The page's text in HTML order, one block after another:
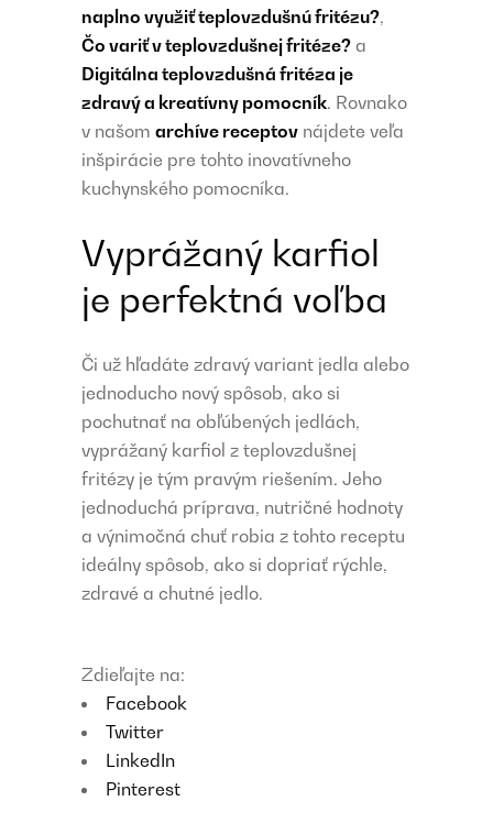
naplno využiť teplovzdušnú fritézu?,
Čo variť v teplovzdušnej fritéze? a
Digitálna teplovzdušná fritéza je
zdravý a kreatívny pomocník. Rovnako
v našom archíve receptov nájdete veľa
inšpirácie pre tohto inovatívneho
kuchynského pomocníka.
Vyprážaný karfiol
je perfektná voľba
Či už hľadáte zdravý variant jedla alebo
jednoducho nový spôsob, ako si
pochutnať na obľúbených jedlách,
vyprážaný karfiol z teplovzdušnej
fritézy je tým pravým riešením. Jeho
jednoduchá príprava, nutričné hodnoty
a výnimočná chuť robia z tohto receptu
ideálny spôsob, ako si dopriať rýchle,
zdravé a chutné jedlo.
Zdieľajte na:
Facebook
Twitter
LinkedIn
Pinterest